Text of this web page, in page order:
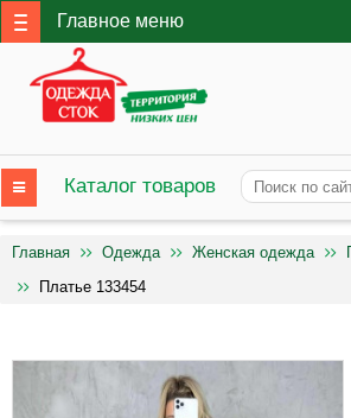
Главное меню
Каталог товаров
Главная Одежда Женская одежда
Платье 133454